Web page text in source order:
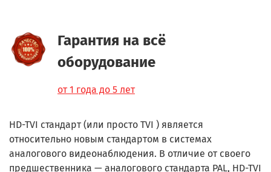
Гарантия на всё
оборудование
от 1 года до 5 лет
HD-TVI стандарт (или просто TVI ) является
относительно новым стандартом в системах
аналогового видеонаблюдения. В отличие от своего
предшественника — аналогового стандарта PAL, HD-TVI